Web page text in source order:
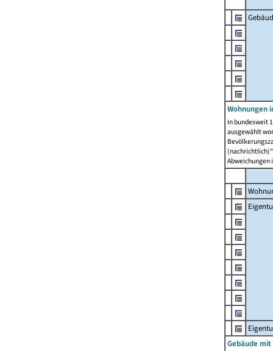
Wohnungen
In bundesweit
ausgewählt
Abweichungen
Gebäude